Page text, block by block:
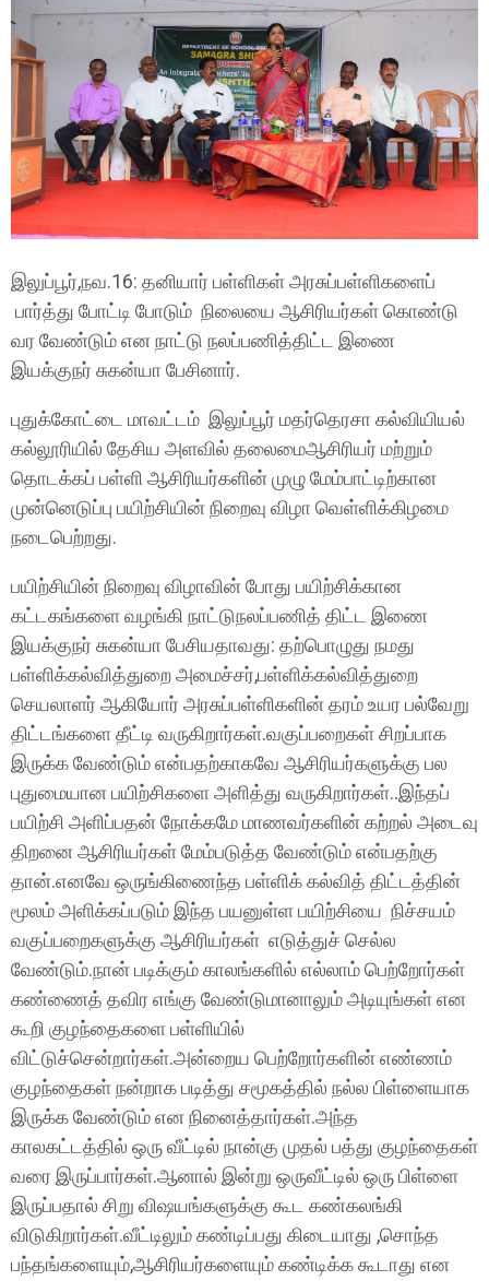
இலுப்பூர்,நவ.16: தனியார் பள்ளிகள் அரசுப்பள்ளிகளைப்
பார்த்து போட்டி போடும் நிலையை ஆசிரியர்கள் கொண்டு
வர வேண்டும் என நாட்டு நலப்பணித்திட்ட இணை
இயக்குநர் சுகன்யா பேசினார்.
புதுக்கோட்டை மாவட்டம் இலுப்பூர் மதர்தெரசா கல்வியியல்
கல்லூரியில் தேசிய அளவில் தலைமைஆசிரியர் மற்றும்
தொடக்கப் பள்ளி ஆசிரியர்களின் முழு மேம்பாட்டிற்கான
முன்னெடுப்பு பயிற்சியின் நிறைவு விழா வெள்ளிக்கிழமை
நடைபெற்றது.
பயிற்சியின் நிறைவு விழாவின் போது பயிற்சிக்கான
கட்டகங்களை வழங்கி நாட்டுநலப்பணித் திட்ட இணை
இயக்குநர் சுகன்யா பேசியதாவது: தற்பொழுது நமது
பள்ளிக்கல்வித்துறை அமைச்சர்,பள்ளிக்கல்வித்துறை
செயலாளர் ஆகியோர் அரசுப்பள்ளிகளின் தரம் உயர பல்வேறு
திட்டங்களை தீட்டி வருகிறார்கள்.வகுப்பறைகள் சிறப்பாக
இருக்க வேண்டும் என்பதற்காகவே ஆசிரியர்களுக்கு பல
புதுமையான பயிற்சிகளை அளித்து வருகிறார்கள்..இந்தப்
பயிற்சி அளிப்பதன் நோக்கமே மாணவர்களின் கற்றல் அடைவு
திறனை ஆசிரியர்கள் மேம்படுத்த வேண்டும் என்பதற்கு
தான்.எனவே ஒருங்கிணைந்த பள்ளிக் கல்வித் திட்டத்தின்
மூலம் அளிக்கப்படும் இந்த பயனுள்ள பயிற்சியை நிச்சயம்
வகுப்பறைகளுக்கு ஆசிரியர்கள் எடுத்துச் செல்ல
வேண்டும்.நான் படிக்கும் காலங்களில் எல்லாம் பெற்றோர்கள்
கண்ணைத் தவிர எங்கு வேண்டுமானாலும் அடியுங்கள் என
கூறி குழந்தைகளை பள்ளியில்
விட்டுச்சென்றார்கள்.அன்றைய பெற்றோர்களின் எண்ணம்
குழந்தைகள் நன்றாக படித்து சமூகத்தில் நல்ல பிள்ளையாக
இருக்க வேண்டும் என நினைத்தார்கள்.அந்த
காலகட்டத்தில் ஒரு வீட்டில் நான்கு முதல் பத்து குழந்தைகள்
வரை இருப்பார்கள்.ஆனால் இன்று ஒருவீட்டில் ஒரு பிள்ளை
இருப்பதால் சிறு விஷயங்களுக்கு கூட கண்கலங்கி
விடுகிறார்கள்.வீட்டிலும் கண்டிப்பது கிடையாது ,சொந்த
பந்தங்களையும்,ஆசிரியர்களையும் கண்டிக்க கூடாது என